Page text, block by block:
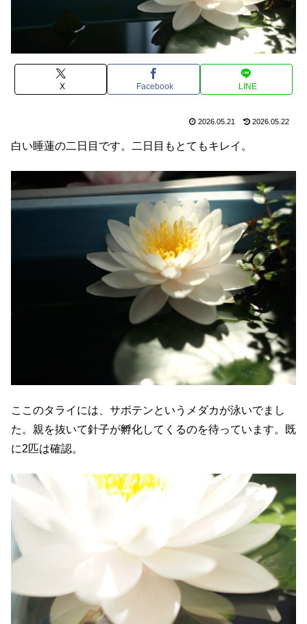
X Facebook LINE
2026.05.21 2026.05.22
白い睡蓮の二日目です。二日目もとてもキレイ。
ここのタライには、サボテンというメダカが泳いでまし
た。親を抜いて針子が孵化してくるのを待っています。既
に2匹は確認。